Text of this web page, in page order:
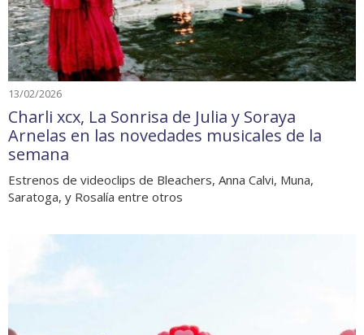
13/02/2026
Charli xcx, La Sonrisa de Julia y Soraya
Arnelas en las novedades musicales de la
semana
Estrenos de videoclips de Bleachers, Anna Calvi, Muna,
Saratoga, y Rosalía entre otros